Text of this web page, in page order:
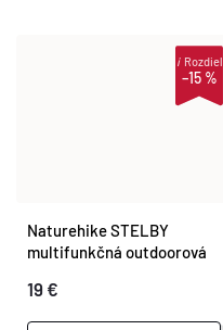
–15 %
iRozdiel
Naturehike STELBY
multifunkčná outdoorová
19 €